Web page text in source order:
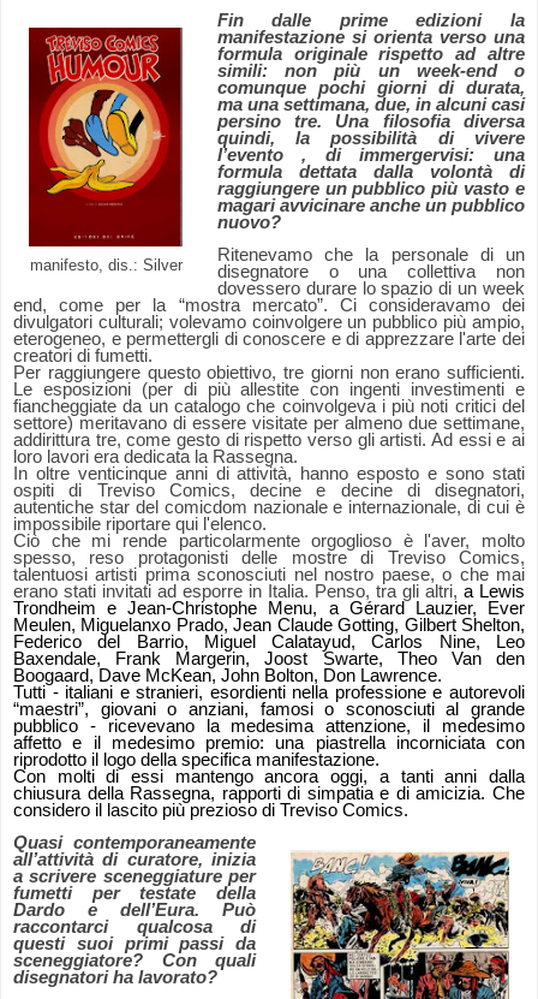
manifesto, dis.: Silver
Fin dalle prime edizioni la
manifestazione si orienta verso una
formula originale rispetto ad altre
simili: non più un week-end o
comunque pochi giorni di durata,
ma una settimana, due, in alcuni casi
persino tre. Una filosofia diversa
quindi, la possibilità di vivere
l’evento , di immergervisi: una
formula dettata dalla volontà di
raggiungere un pubblico più vasto e
magari avvicinare anche un pubblico
nuovo?
Ritenevamo che la personale di un
disegnatore o una collettiva non
dovessero durare lo spazio di un week
end, come per la “mostra mercato”.
Ci consideravamo dei
divulgatori culturali; volevamo coinvolgere un pubblico più ampio,
eterogeneo, e permettergli di conoscere e di apprezzare l'arte dei
creatori di fumetti.
Per raggiungere questo obiettivo, tre giorni non erano sufficienti.
Le esposizioni (per di più allestite con ingenti investimenti e
fiancheggiate da un catalogo che coinvolgeva i più noti critici del
settore) meritavano di essere visitate per almeno due settimane,
addirittura tre, come gesto di rispetto verso gli artisti. Ad essi e ai
loro lavori era dedicata la Rassegna.
In oltre venticinque anni di attività, hanno esposto e sono stati
ospiti di Treviso Comics, decine e decine di disegnatori,
autentiche star del comicdom nazionale e internazionale, di cui è
impossibile riportare qui l'elenco.
Ciò che mi rende particolarmente orgoglioso è l'aver, molto
spesso, reso protagonisti delle mostre di Treviso Comics,
talentuosi artisti prima sconosciuti nel nostro paese, o che mai
erano stati invitati ad esporre in Italia. Penso, tra gli altri, a Lewis
Trondheim e Jean-Christophe Menu, a Gérard Lauzier, Ever
Meulen, Miguelanxo Prado, Jean Claude Gotting, Gilbert Shelton,
Federico del Barrio, Miguel Calatayud, Carlos Nine, Leo
Baxendale, Frank Margerin, Joost Swarte, Theo Van den
Boogaard, Dave McKean, John Bolton, Don Lawrence.
Tutti - italiani e stranieri, esordienti nella professione e autorevoli
“maestri”, giovani o anziani, famosi o sconosciuti al grande
pubblico - ricevevano la medesima attenzione, il medesimo
affetto e il medesimo premio: una piastrella incorniciata con
riprodotto il logo della specifica manifestazione.
Con molti di essi mantengo ancora oggi, a tanti anni dalla
chiusura della Rassegna, rapporti di simpatia e di amicizia. Che
considero il lascito più prezioso di Treviso Comics.
Quasi contemporaneamente
all’attività di curatore, inizia
a scrivere sceneggiature per
fumetti per testate della
Dardo e dell’Eura. Può
raccontarci qualcosa di
questi suoi primi passi da
sceneggiatore? Con quali
disegnatori ha lavorato?